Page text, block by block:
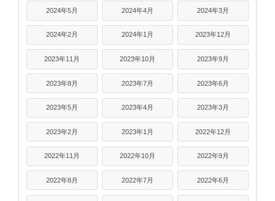
2024年5月 2024年4月 2024年3月
2024年2月 2024年1月 2023年12月
2023年11月 2023年10月 2023年9月
2023年8月 2023年7月 2023年6月
2023年5月 2023年4月 2023年3月
2023年2月 2023年1月 2022年12月
2022年11月 2022年10月 2022年9月
2022年8月 2022年7月 2022年6月